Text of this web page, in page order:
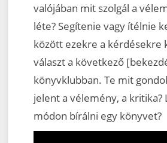
valójában mit szolgál a
léte? Segítenie vagy ítélnie
között ezekre a kérdésekre
választ a következő
könyvklubban. Te mit
jelent a vélemény, a kritika?
módon bírálni egy könyvet?